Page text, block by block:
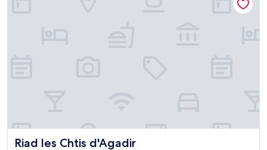
Riad les Chtis d'Agadir
Riad les Chtis d'Agadir